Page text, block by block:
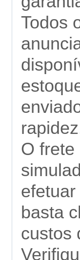
Todos
O frete
basta
custos